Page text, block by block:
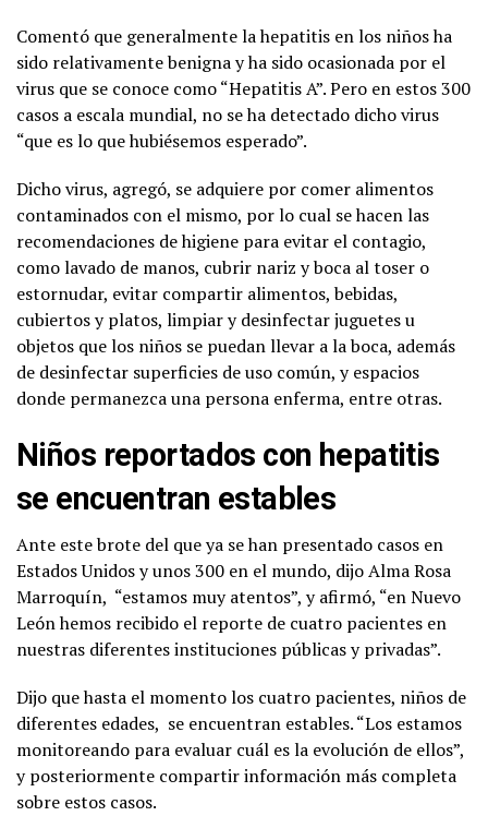
Comentó que generalmente la hepatitis en los niños ha
sido relativamente benigna y ha sido ocasionada por el
virus que se conoce como “Hepatitis A”. Pero en estos 300
casos a escala mundial, no se ha detectado dicho virus
“que es lo que hubiésemos esperado”.
Dicho virus, agregó, se adquiere por comer alimentos
contaminados con el mismo, por lo cual se hacen las
recomendaciones de higiene para evitar el contagio,
como lavado de manos, cubrir nariz y boca al toser o
estornudar, evitar compartir alimentos, bebidas,
cubiertos y platos, limpiar y desinfectar juguetes u
objetos que los niños se puedan llevar a la boca, además
de desinfectar superficies de uso común, y espacios
donde permanezca una persona enferma, entre otras.
Niños reportados con hepatitis
se encuentran estables
Ante este brote del que ya se han presentado casos en
Estados Unidos y unos 300 en el mundo, dijo Alma Rosa
Marroquín, “estamos muy atentos”, y afirmó, “en Nuevo
León hemos recibido el reporte de cuatro pacientes en
nuestras diferentes instituciones públicas y privadas”.
Dijo que hasta el momento los cuatro pacientes, niños de
diferentes edades, se encuentran estables. “Los estamos
monitoreando para evaluar cuál es la evolución de ellos”,
y posteriormente compartir información más completa
sobre estos casos.